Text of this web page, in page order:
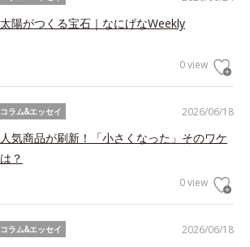
太陽がつくる宝石｜なにげなWeekly
0 view
2026/06/18
コラム&エッセイ
人気商品が刷新！「小さくなった」そのワケ
は？
0 view
2026/06/18
コラム&エッセイ